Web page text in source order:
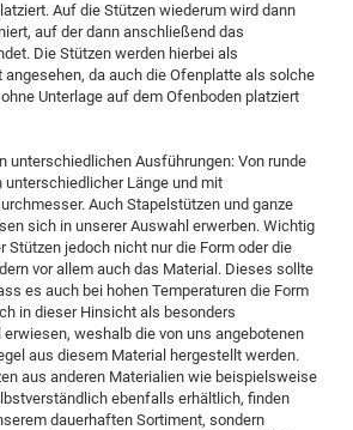
Auf die Stützen wiederum wird dann
auf der dann anschließend das
Die Stützen werden hierbei als
da auch die Ofenplatte als solche
Unterlage auf dem Ofenboden platziert
unterschiedlichen Ausführungen: Von runde
unterschiedlicher Länge und mit
Auch Stapelstützen und ganze
sich in unserer Auswahl erwerben. Wichtig
Stützen jedoch nicht nur die Form oder die
vor allem auch das Material. Dieses sollte
es auch bei hohen Temperaturen die Form
in dieser Hinsicht als besonders
weshalb die von uns angebotenen
aus diesem Material hergestellt werden.
aus anderen Materialien wie beispielsweise
ebenfalls erhältlich, finden
dauerhaften Sortiment, sondern